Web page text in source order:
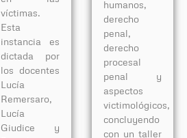
víctimas.
Esta
instancia es
dictada por
los docentes
Lucía
Remersaro,
Lucía
Giudice y
humanos,
derecho
penal,
derecho
procesal
penal y
aspectos
victimológicos,
concluyendo
con un taller